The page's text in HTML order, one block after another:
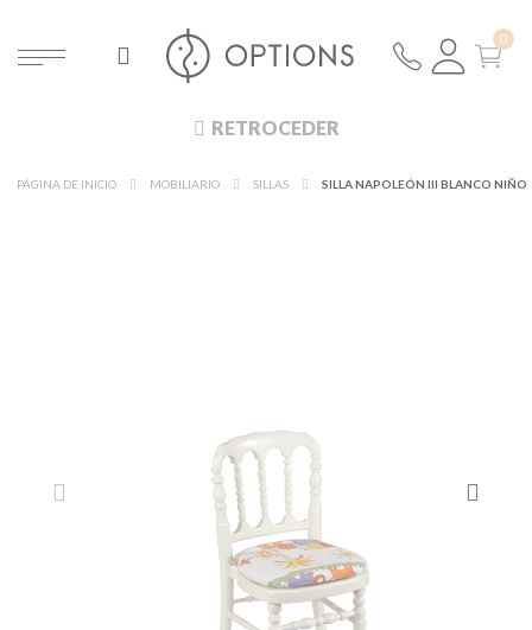
RETROCEDER
PÁGINA DE INICIO MOBILIARIO SILLAS SILLA NAPOLEÓN III BLANCO NIÑO